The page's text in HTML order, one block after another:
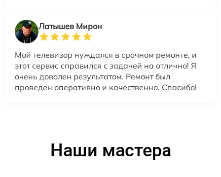
Латышев Мирон
Мой телевизор нуждался в срочном ремонте, и
этот сервис справился с задачей на отлично! Я
очень доволен результатом. Ремонт был
проведен оперативно и качественно. Спасибо!
Наши мастера